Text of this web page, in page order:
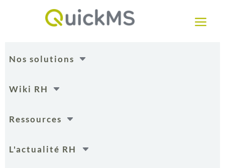
a
C
Nos solutions
C
Wiki RH
C
Ressources
C
L'actualité RH